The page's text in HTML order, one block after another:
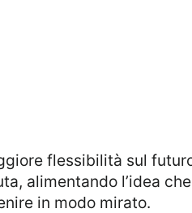
alimentando l’idea che
in modo mirato.